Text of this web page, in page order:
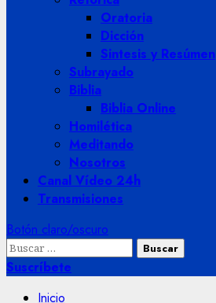
Oratoria
Dicción
Sintesis y Resúmen
Subrayado
Biblia
Biblia Online
Homilética
Meditando
Nosotros
Canal Vídeo 24h
Transmisiones
Botón claro/oscuro
Buscar:
Suscríbete
Inicio